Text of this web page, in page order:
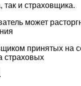
так и страховщика.
может
принятых на
страховых